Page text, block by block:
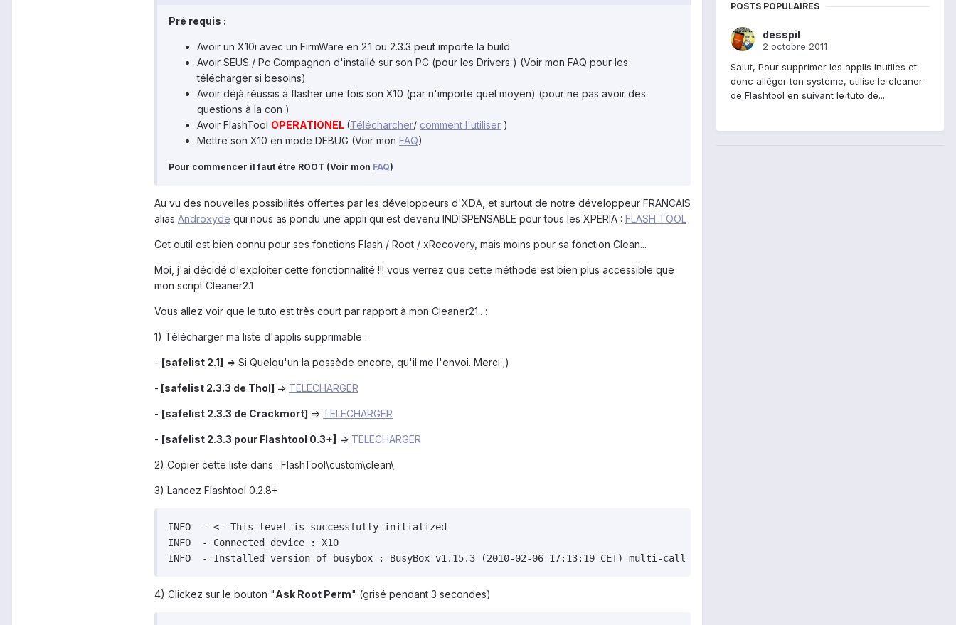
Pré requis :
Avoir un X10i avec un FirmWare en 2.1 ou 2.3.3 peut importe la build
Avoir SEUS / Pc Compagnon d'installé sur son PC (pour les Drivers ) (Voir mon FAQ pour les
télécharger si besoins)
Avoir déjà réussis à flasher une fois son X10 (par n'importe quel moyen) (pour ne pas avoir des
questions à la con )
Avoir FlashTool OPERATIONEL (Télécharcher/ comment l'utiliser )
Mettre son X10 en mode DEBUG (Voir mon FAQ)
Pour commencer il faut être ROOT (Voir mon FAQ)
Au vu des nouvelles possibilités offertes par les développeurs d'XDA, et surtout de notre développeur FRANCAIS
alias Androxyde qui nous as pondu une appli qui est devenu INDISPENSABLE pour tous les XPERIA : FLASH TOOL
Cet outil est bien connu pour ses fonctions Flash / Root / xRecovery, mais moins pour sa fonction Clean...
Moi, j'ai décidé d'exploiter cette fonctionnalité !!! vous verrez que cette méthode est bien plus accessible que
mon script Cleaner2.1
Vous allez voir que le tuto est très court par rapport à mon Cleaner21.. :
1) Télécharger ma liste d'applis supprimable :
- [safelist 2.1] => Si Quelqu'un la possède encore, qu'il me l'envoi. Merci ;)
- [safelist 2.3.3 de Thol] => TELECHARGER
- [safelist 2.3.3 de Crackmort] => TELECHARGER
- [safelist 2.3.3 pour Flashtool 0.3+] => TELECHARGER
2) Copier cette liste dans : FlashTool\custom\clean\
3) Lancez Flashtool 0.2.8+
INFO  - <- This level is successfully initialized
INFO  - Connected device : X10
INFO  - Installed version of busybox : BusyBox v1.15.3 (2010-02-06 17:13:19 CET) multi-call binary
4) Clickez sur le bouton "Ask Root Perm" (grisé pendant 3 secondes)
POSTS POPULAIRES
desspil
2 octobre 2011
Salut, Pour supprimer les applis inutiles et
donc alléger ton système, utilise le cleaner
de Flashtool en suivant le tuto de...